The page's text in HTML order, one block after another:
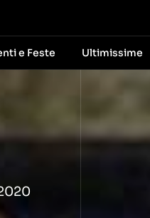
e Feste Ultimissime